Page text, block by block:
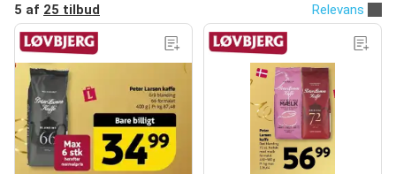
5 af 25 tilbud Relevans